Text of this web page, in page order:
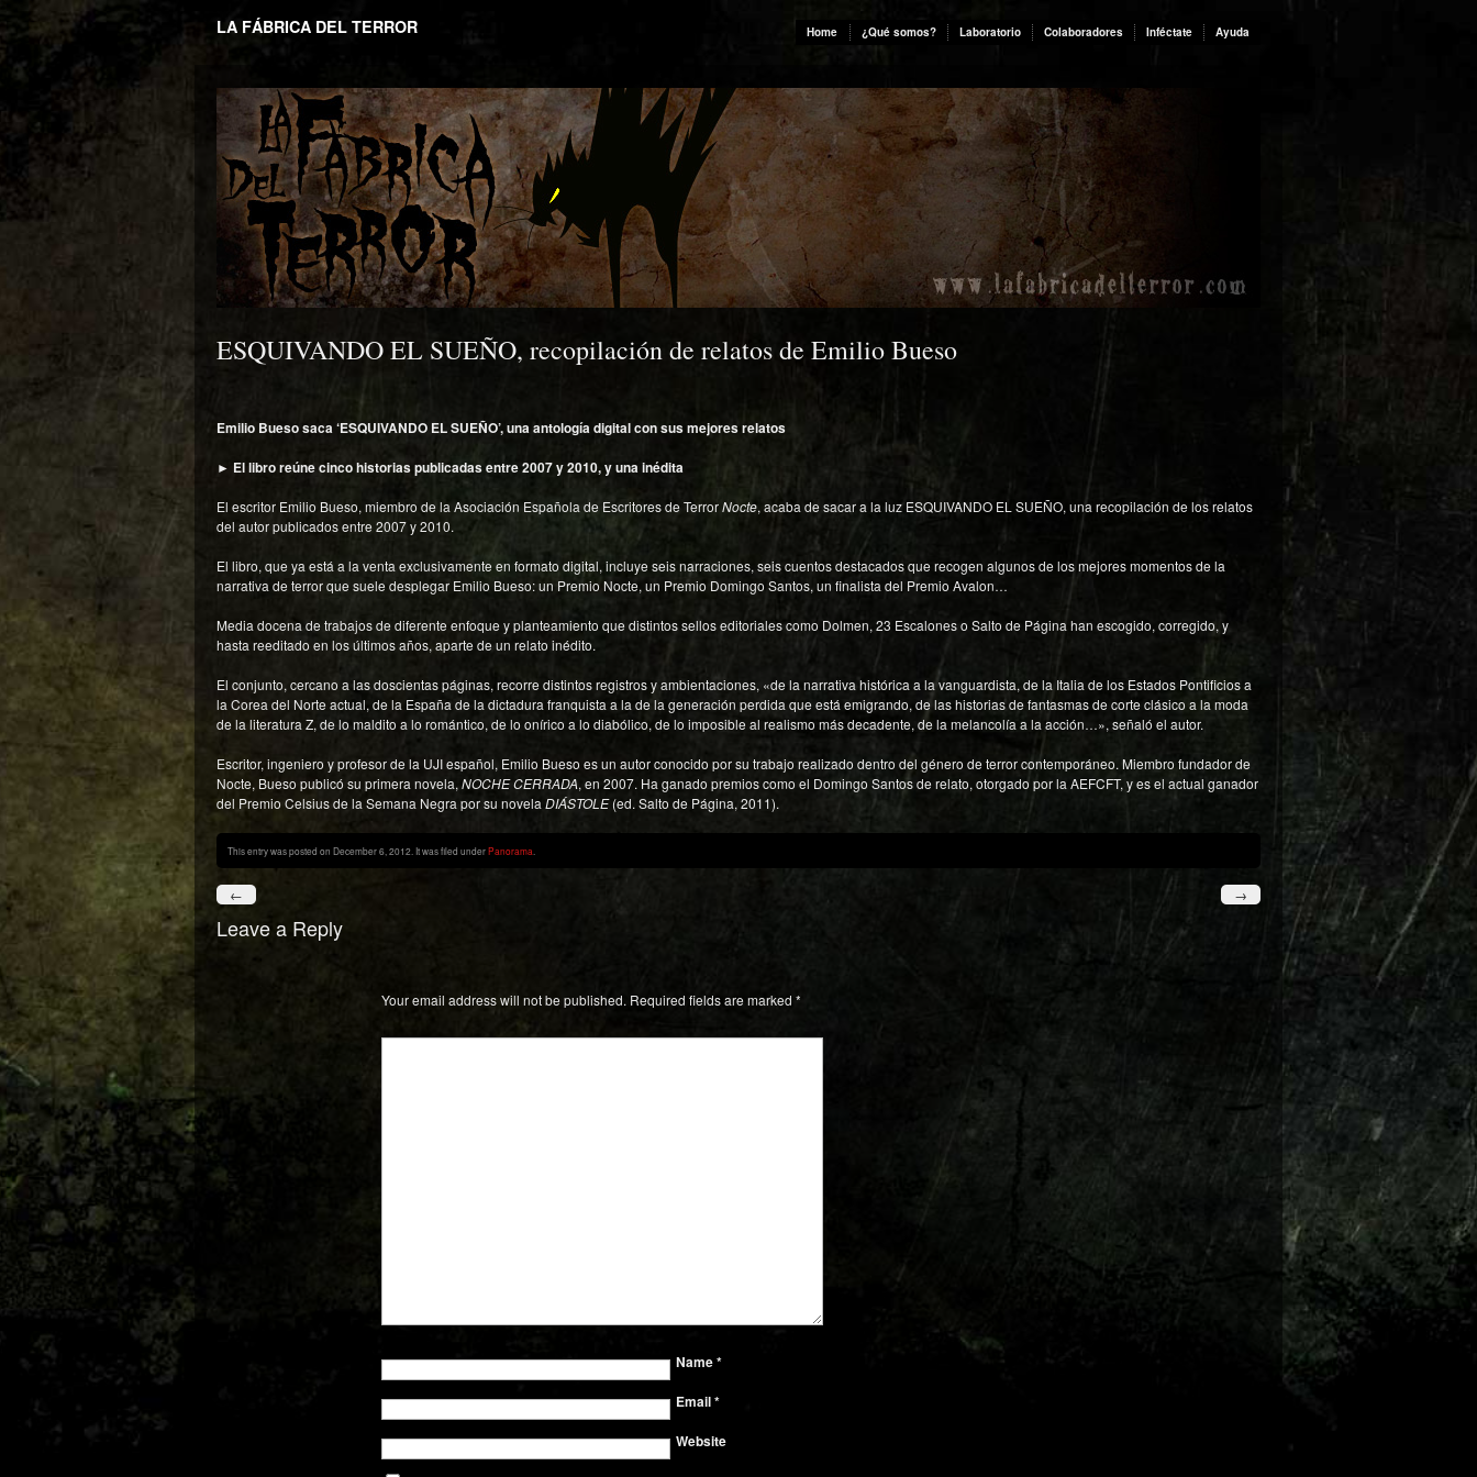
LA FÁBRICA DEL TERROR Home ¿Qué somos? Laboratorio Colaboradores Inféctate Ayuda
ESQUIVANDO EL SUEÑO, recopilación de relatos de Emilio Bueso
Emilio Bueso saca ‘ESQUIVANDO EL SUEÑO’, una antología digital con sus mejores relatos
► El libro reúne cinco historias publicadas entre 2007 y 2010, y una inédita
El escritor Emilio Bueso, miembro de la Asociación Española de Escritores de TerrorNocte, acaba de sacar a la luz ESQUIVANDO EL SUEÑO, una recopilación de los relatos
del autor publicados entre 2007 y 2010.
El libro, que ya está a la venta exclusivamente en formato digital, incluye seis narraciones, seis cuentos destacados que recogen algunos de los mejores momentos de la
narrativa de terror que suele desplegar Emilio Bueso: un Premio Nocte, un Premio Domingo Santos, un finalista del Premio Avalon…
Media docena de trabajos de diferente enfoque y planteamiento que distintos sellos editoriales como Dolmen, 23 Escalones o Salto de Página han escogido, corregido, y
hasta reeditado en los últimos años, aparte de un relato inédito.
El conjunto, cercano a las doscientas páginas, recorre distintos registros y ambientaciones, «de la narrativa histórica a la vanguardista, de la Italia de los Estados Pontificios a
la Corea del Norte actual, de la España de la dictadura franquista a la de la generación perdida que está emigrando, de las historias de fantasmas de corte clásico a la moda
de la literatura Z, de lo maldito a lo romántico, de lo onírico a lo diabólico, de lo imposible al realismo más decadente, de la melancolía a la acción…», señaló el autor.
Escritor, ingeniero y profesor de la UJI español, Emilio Bueso es un autor conocido por su trabajo realizado dentro del género de terror contemporáneo. Miembro fundador de
Nocte, Bueso publicó su primera novela, NOCHE CERRADA, en 2007. Ha ganado premios como el Domingo Santos de relato, otorgado por la AEFCFT, y es el actual ganador
del Premio Celsius de la Semana Negra por su novela DIÁSTOLE(ed. Salto de Página, 2011).
This entry was posted on December 6, 2012. It was filed underPanorama
→
←
Leave a Reply
Your email address will not be published. Required fields are marked *
Name*
Email*
Website